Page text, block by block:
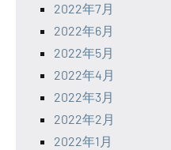
2022年7月
2022年6月
2022年5月
2022年4月
2022年3月
2022年2月
2022年1月